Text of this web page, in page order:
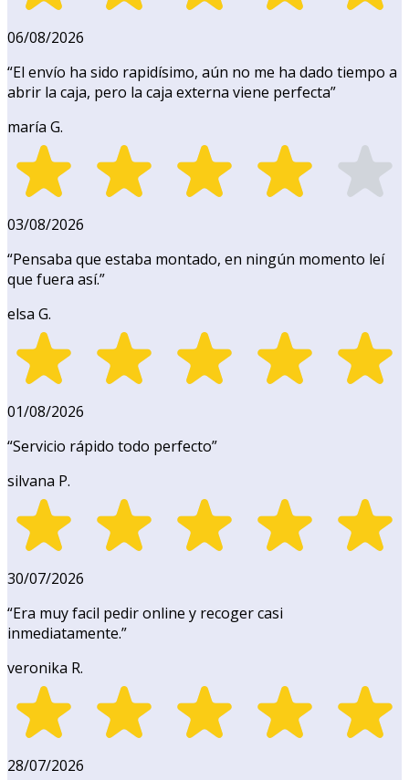
06/08/2026
“El envío ha sido rapidísimo, aún no me ha dado tiempo a
abrir la caja, pero la caja externa viene perfecta”
maría G.
03/08/2026
“Pensaba que estaba montado, en ningún momento leí
que fuera así.”
elsa G.
01/08/2026
“Servicio rápido todo perfecto”
silvana P.
30/07/2026
“Era muy facil pedir online y recoger casi
inmediatamente.”
veronika R.
28/07/2026